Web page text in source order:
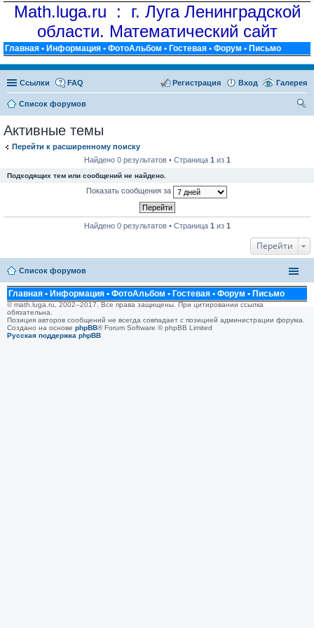
Math.luga.ru : г. Луга Ленинградской
области. Математический сайт
Главная • Информация • ФотоАльбом • Гостевая • Форум • Письмо
Ссылки Галерея
FAQ Вход
Регистрация
Список форумов
Активные темы
Перейти к расширенному поиску
Найдено 0 результатов • Страница 1 из 1
Подходящих тем или сообщений не найдено.
Показать сообщения за
Найдено 0 результатов • Страница 1 из 1
Перейти
Список форумов
Главная • Информация • ФотоАльбом • Гостевая • Форум • Письмо
© math.luga.ru, 2002–2017. Все права защищены. При цитировании ссылка
обязательна.
Позиция авторов сообщений не всегда совпадает с позицией администрации форума.
Создано на основе phpBB® Forum Software © phpBB Limited
Русская поддержка phpBB